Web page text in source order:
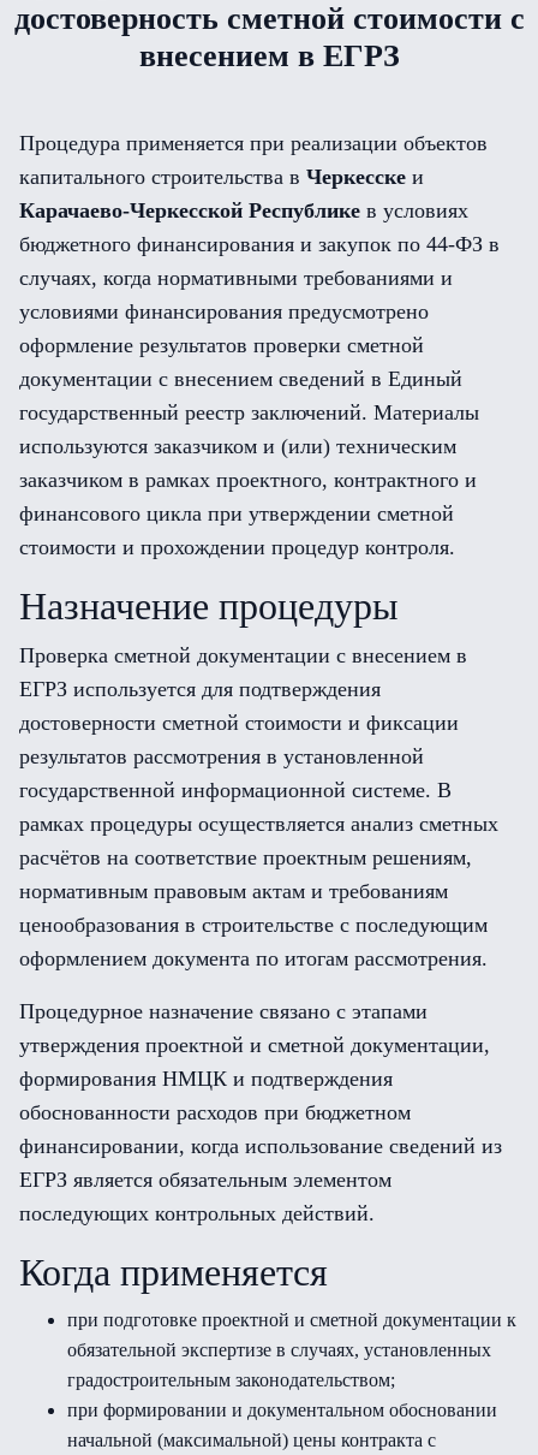
достоверность сметной стоимости с
внесением в ЕГРЗ
Процедура применяется при реализации объектов
капитального строительства в Черкесске и
Карачаево-Черкесской Республике в условиях
бюджетного финансирования и закупок по 44-ФЗ в
случаях, когда нормативными требованиями и
условиями финансирования предусмотрено
оформление результатов проверки сметной
документации с внесением сведений в Единый
государственный реестр заключений. Материалы
используются заказчиком и (или) техническим
заказчиком в рамках проектного, контрактного и
финансового цикла при утверждении сметной
стоимости и прохождении процедур контроля.
Назначение процедуры
Проверка сметной документации с внесением в
ЕГРЗ используется для подтверждения
достоверности сметной стоимости и фиксации
результатов рассмотрения в установленной
государственной информационной системе. В
рамках процедуры осуществляется анализ сметных
расчётов на соответствие проектным решениям,
нормативным правовым актам и требованиям
ценообразования в строительстве с последующим
оформлением документа по итогам рассмотрения.
Процедурное назначение связано с этапами
утверждения проектной и сметной документации,
формирования НМЦК и подтверждения
обоснованности расходов при бюджетном
финансировании, когда использование сведений из
ЕГРЗ является обязательным элементом
последующих контрольных действий.
Когда применяется
при подготовке проектной и сметной документации к
обязательной экспертизе в случаях, установленных
градостроительным законодательством;
при формировании и документальном обосновании
начальной (максимальной) цены контракта с